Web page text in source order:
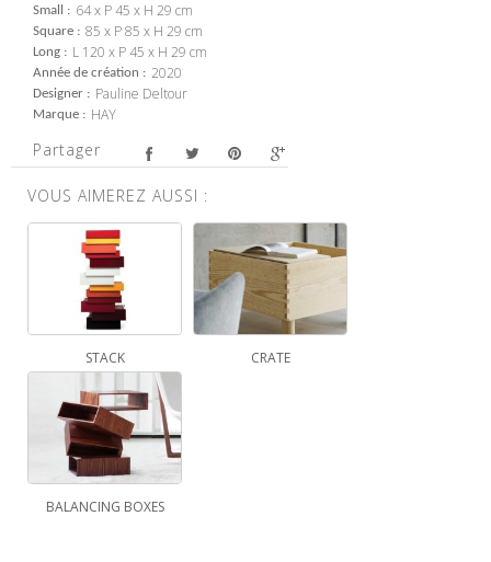
Small 64 x P 45 x H 29 cm
Square 85 x P 85 x H 29 cm
Long L 120 x P 45 x H 29 cm
Année de création 2020
Designer Pauline Deltour
Marque HAY
Partager
VOUS AIMEREZ AUSSI :
STACK CRATE
BALANCING BOXES